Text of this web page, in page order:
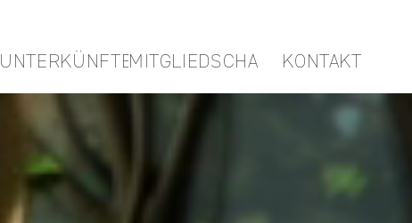
UNTERKÜNFTEMITGLIEDSCHAFTENKONTAKT